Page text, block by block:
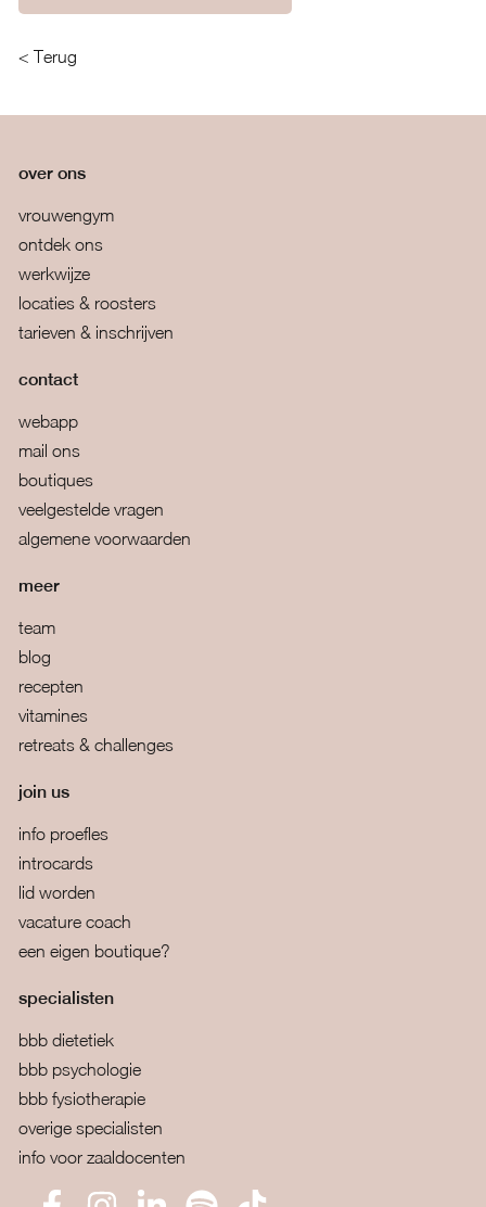
< Terug
over ons
vrouwengym
ontdek ons
werkwijze
locaties & roosters
tarieven & inschrijven
contact
webapp
mail ons
boutiques
veelgestelde vragen
algemene voorwaarden
meer
team
blog
recepten
vitamines
retreats & challenges
join us
info proefles
introcards
lid worden
vacature coach
een eigen boutique?
specialisten
bbb dietetiek
bbb psychologie
bbb fysiotherapie
overige specialisten
info voor zaaldocenten